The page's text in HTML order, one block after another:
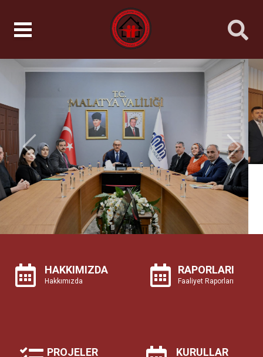
Sonraki
HAKKIMIZDA
Hakkımızda
RAPORLARI
Faaliyet Raporları
PROJELER KURULLAR